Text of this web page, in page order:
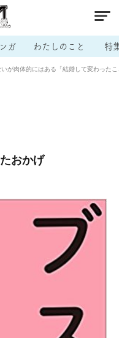
ガ わたしのこと 特
が肉体的にはある「結婚して変わった
おかげ
# セフレ
チングアプリ
イケない